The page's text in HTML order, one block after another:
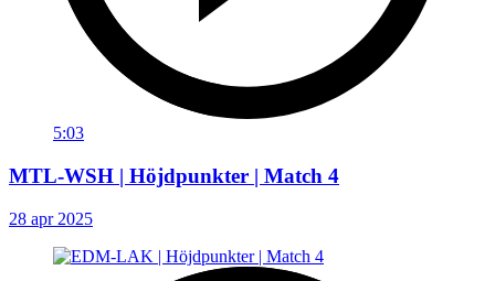
5:03
MTL-WSH | Höjdpunkter | Match 4
28 apr 2025